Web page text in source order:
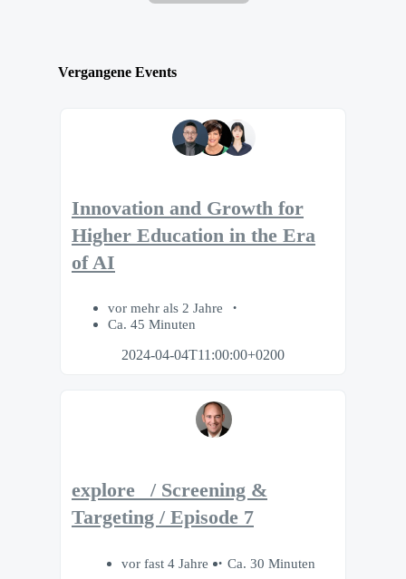
Vergangene Events
Innovation and Growth for
Higher Education in the Era
of AI
vor mehr als 2 Jahre
Ca. 45 Minuten
2024-04-04T11:00:00+0200
explore_ / Screening &
Targeting / Episode 7
vor fast 4 Jahre
Ca. 30 Minuten